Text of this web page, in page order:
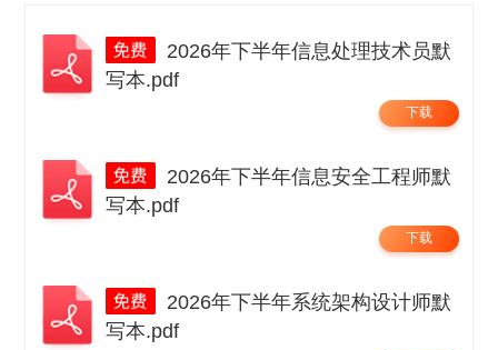
写本.pdf
下载
写本.pdf
下载
写本.pdf